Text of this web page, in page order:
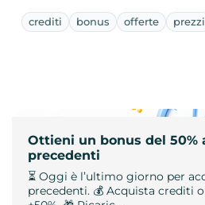
crediti bonus offerte prezzi
Ottieni un bonus del 50%
precedenti
⏳ Oggi è l’ultimo giorno per
precedenti. 💰 Acquista crediti